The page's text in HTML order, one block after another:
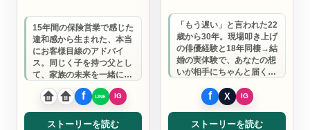
15年間の保険営業で感じた
違和感から生まれた、本当
にお客様目線のアドバイ
ス。同じく子を持つ父とし
て、家族の未来を一緒に守
ります。
ストーリーを読む
「もう遅い」と言われた22
歳から30年。現場叩き上げ
の俳優経験と18年同棲→結
婚の実体験で、あなたの想
いが相手にちゃんと届く話
ストーリーを読む